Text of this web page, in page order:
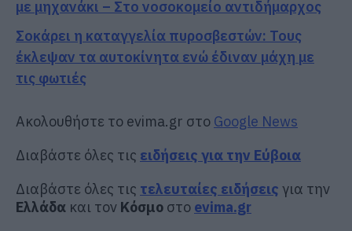
με μηχανάκι – Στο νοσοκομείο αντιδήμαρχος
Σοκάρει η καταγγελία πυροσβεστών: Τους
έκλεψαν τα αυτοκίνητα ενώ έδιναν μάχη με
τις φωτιές
Ακολουθήστε το evima.gr στο Google News
Διαβάστε όλες τις ειδήσεις για την Εύβοια
Διαβάστε όλες τις τελευταίες ειδήσεις για την
Ελλάδα και τον Κόσμο στο evima.gr